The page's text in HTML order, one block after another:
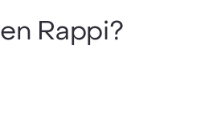
en Rappi?